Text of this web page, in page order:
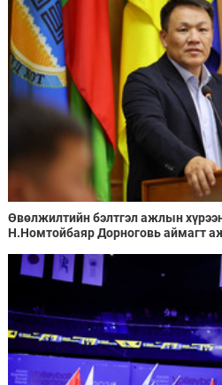
Өвөлжилтийн бэлтгэл ажлын
Н.Номтойбаяр Дорноговь аймагт